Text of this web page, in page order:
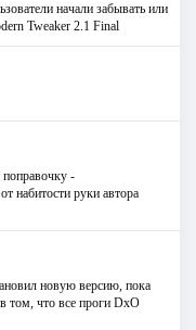
начали забывать или
Tweaker 2.1 Final
-
набитости руки автора
новую версию, пока
том, что все проги DxO